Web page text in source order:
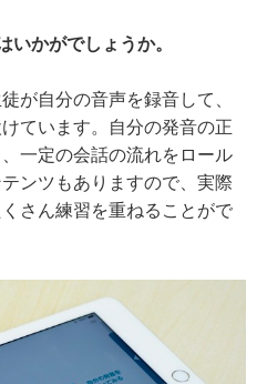
いかがでしょうか。
が自分の音声を録音して、
ています。自分の発音の正
一定の会話の流れをロール
ンツもありますので、実際
さん練習を重ねることがで